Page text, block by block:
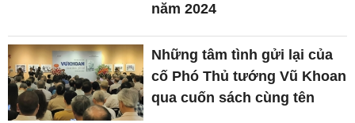
năm 2024
Những tâm tình gửi lại của
cố Phó Thủ tướng Vũ Khoan
qua cuốn sách cùng tên